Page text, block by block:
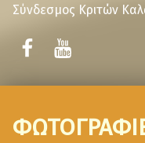
Σύνδεσμος Κριτών